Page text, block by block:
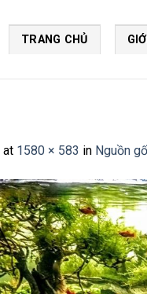
TRANG CHỦ
at 1580 × 583 in Nguồn